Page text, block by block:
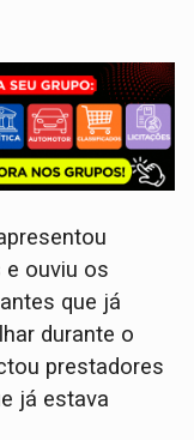
e ouviu os
que já
durante o
prestadores
já estava